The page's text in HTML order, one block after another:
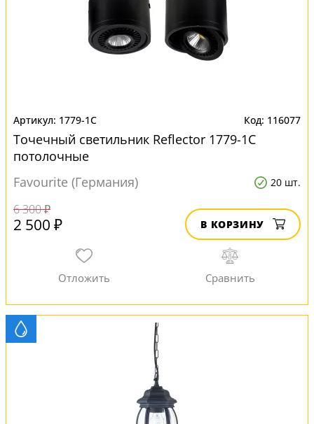
1779-1C 116077
Точечный светильник Reflector 1779-1C
потолочные
Favourite (Германия)
20 шт.
6 300 ₽
2 500 ₽ В КОРЗИНУ